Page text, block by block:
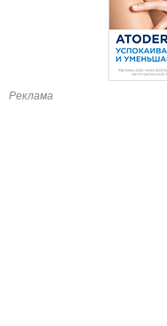
Реклама